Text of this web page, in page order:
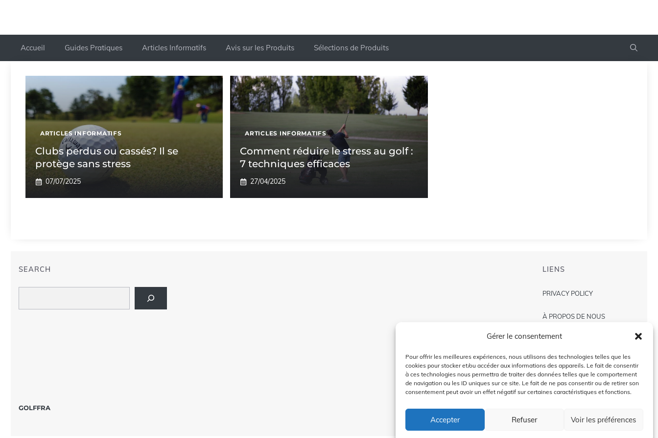
Gérer le consentement
Pour offrir les meilleures expériences, nous utilisons des technologies telles que les
cookies pour stocker et/ou accéder aux informations des appareils. Le fait de consentir
à ces technologies nous permettra de traiter des données telles que le comportement
de navigation ou les ID uniques sur ce site. Le fait de ne pas consentir ou de retirer son
consentement peut avoir un effet négatif sur certaines caractéristiques et fonctions.
Accepter Refuser Voir les préférences
Accueil Guides Pratiques Articles Informatifs Avis sur les Produits Sélections de Produits
ARTICLES INFORMATIFS
Clubs perdus ou cassés? Il se
protège sans stress
07/07/2025
ARTICLES INFORMATIFS
Comment réduire le stress au golf :
7 techniques efficaces
27/04/2025
SEARCH LIENS
PRIVACY POLICY
À PROPOS DE NOUS
AVIS DE NON-RESPONSABILITÉ
CONTACT US
GOLFFRA